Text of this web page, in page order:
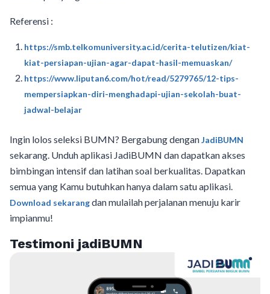
Referensi :
https://smb.telkomuniversity.ac.id/cerita-telutizen/kiat-
kiat-persiapan-ujian-agar-dapat-hasil-memuaskan/
https://www.liputan6.com/hot/read/5279765/12-tips-
mempersiapkan-diri-menghadapi-ujian-sekolah-buat-
jadwal-belajar
Ingin lolos seleksi BUMN? Bergabung denganJadiBUMN
sekarang. Unduh aplikasi JadiBUMN dan dapatkan akses
bimbingan intensif dan latihan soal berkualitas. Dapatkan
semua yang Kamu butuhkan hanya dalam satu aplikasi.
Download sekarangdan mulailah perjalanan menuju karir
impianmu!
Testimoni jadiBUMN